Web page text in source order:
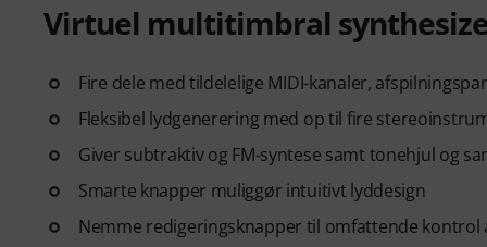
credit card required. The trial
Virtuel multitimbral
Fire dele med tildelelige MIDI-kanaler,
Fleksibel lydgenerering med op til fire
Giver subtraktiv og FM-syntese samt tonehjul og
Smarte knapper muliggør intuitivt lyddesign
Nemme redigeringsknapper til omfattende kontrol